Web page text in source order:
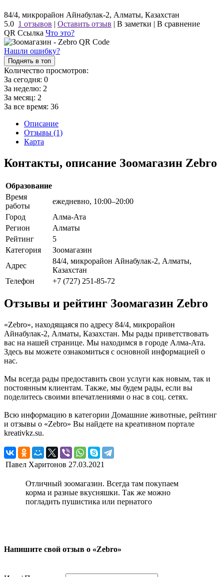
84/4, микрорайон Айнабулак-2, Алматы, Казахстан
5.0 1 отзывов | Оставить отзыв | В заметки | В сравнение
QR Ссылка Что это?
Нашли ошибку?
Поднять в топ
Количество просмотров:
За сегодня: 0
За неделю: 2
За месяц: 2
За все время: 36
Описание
Отзывы (1)
Карта
Контакты, описание Зоомагазин Zebro
Образование
Время
работы
ежедневно, 10:00–20:00
Город
Алма-Ата
Регион
Алматы
Рейтинг
5
Категория
Зоомагазин
Адрес
84/4, микрорайон Айнабулак-2, Алматы,
Казахстан
Телефон
+7 (727) 251-85-72
Отзывы и рейтинг Зоомагазин Zebro
«Zebro», находящаяся по адресу 84/4, микрорайон
Айнабулак-2, Алматы, Казахстан. Мы рады приветствовать
вас на нашей странице. Мы находимся в городе Алма-Ата.
Здесь вы можете ознакомиться с основной информацией о
нас.
Мы всегда рады предоставить свои услуги как новым, так и
постоянным клиентам. Также, мы будем рады, если вы
поделитесь своими впечатлениями о нас в соц. сетях.
Всю информацию в категории Домашние животные, рейтинг
и отзывы о «Zebro» Вы найдете на креативном портале
kreativkz.su.
Павел Харитонов 27.03.2021
Отличный зоомагазин. Всегда там покупаем
корма и разные вкусняшки. Так же можно
погладить пушистика или пернатого
Напишите свой отзыв о «Zebro»